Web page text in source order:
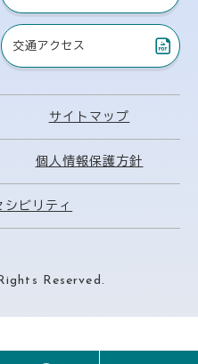
交通アクセス
（PDF）
サイトマップ
個人情報保護方針
シビリティ
Reserved.